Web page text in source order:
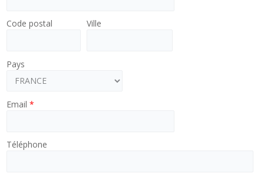
Code postal Ville
Pays
Email *
Téléphone